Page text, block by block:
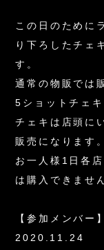
この日のために
り下ろしたチェ
す。
通常の物販では
5ショットチェ
チェキは店頭に
販売になります。
お一人様1日各
は購入できませ
【参加メンバー】
2020.11.24